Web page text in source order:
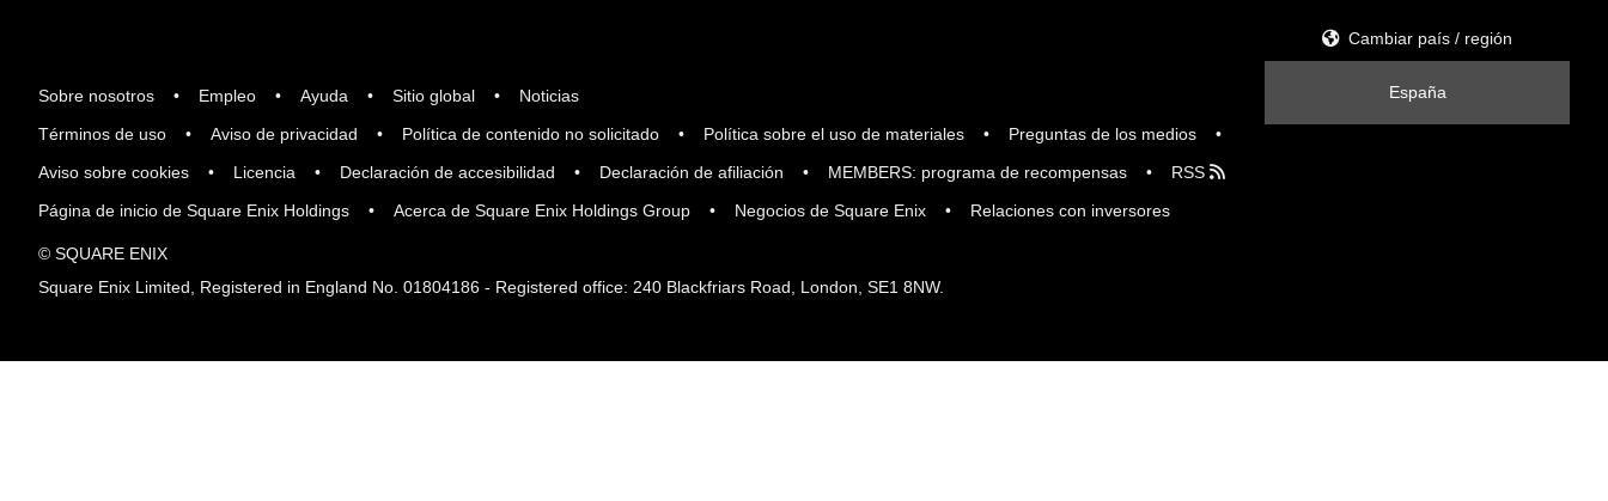
Sobre nosotros Empleo Ayuda Sitio global
Noticias
Términos de uso
Aviso de privacidad Política de contenido no solicitado Política sobre el uso de materiales
Preguntas de los medios
Aviso sobre cookies
Licencia Declaración de accesibilidad Declaración de afiliación MEMBERS: programa de recompensas
RSS
Página de inicio de Square Enix Holdings
Acerca de Square Enix Holdings Group Negocios de Square Enix Relaciones con inversores
Cambiar país / región
España
© SQUARE ENIX
Square Enix Limited, Registered in England No. 01804186 - Registered office: 240 Blackfriars Road, London, SE1 8NW.